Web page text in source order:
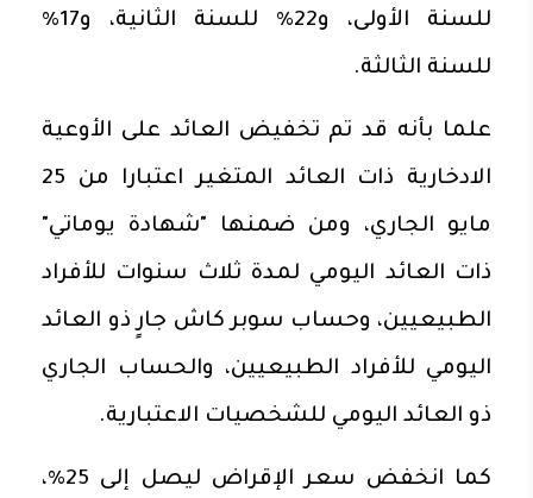
للسنة الأولى، و22% للسنة الثانية، و17%
للسنة الثالثة.
علما بأنه قد تم تخفيض العائد على الأوعية
الادخارية ذات العائد المتغير اعتبارا من 25
مايو الجاري، ومن ضمنها "شهادة يوماتي"
ذات العائد اليومي لمدة ثلاث سنوات للأفراد
الطبيعيين، وحساب سوبر كاش جارٍ ذو العائد
اليومي للأفراد الطبيعيين، والحساب الجاري
ذو العائد اليومي للشخصيات الاعتبارية.
كما انخفض سعر الإقراض ليصل إلى 25%،